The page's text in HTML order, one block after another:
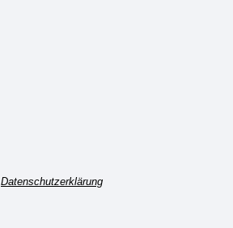
Datenschutzerklärung